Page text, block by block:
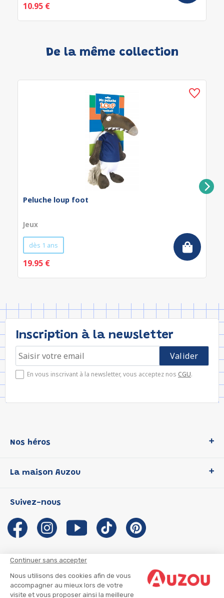
Continuer sans accepter
Nous utilisons des cookies afin de vous
accompagner au mieux lors de votre
visite et vous proposer ainsi la meilleure
10.95 €
De la même collection
Peluche loup foot
Jeux
dès 1 ans
19.95 €
Inscription à la newsletter
En vous inscrivant à la newsletter, vous acceptez nos CGU.
Nos héros
P'tit Loup
Les Influenceuses
Migali
Petite Taupe
La maison Auzou
Notre histoire
Auzou s'engage
Auteurs et illustrateurs Auzou
Suivre mon colis
Suivez-nous
CGU